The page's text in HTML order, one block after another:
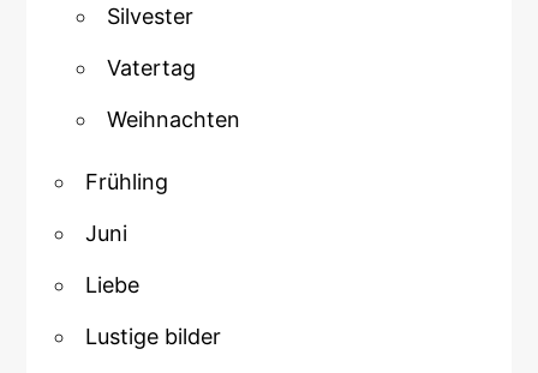
Silvester
Vatertag
Weihnachten
Frühling
Juni
Liebe
Lustige bilder